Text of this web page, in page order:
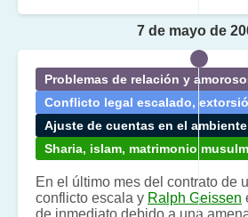
Problemas de relación y
Conflicto legal escalado,
Ajuste de cuentas en el
Sharia, islam, matrimonio
7 de mayo de
En el último mes del contrato de
conflicto escala y Ralph Geissen
de inmediato debido a una